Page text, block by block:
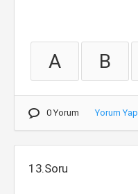
A B
0 Yorum Yorum Yap
13.Soru